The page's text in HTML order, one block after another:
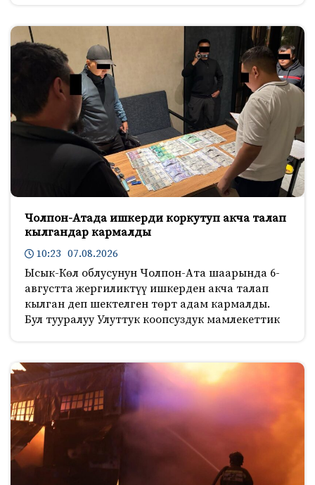
Чолпон-Атада ишкерди коркутуп акча талап
кылгандар кармалды
10:23 07.08.2026
Ысык-Көл облусунун Чолпон-Ата шаарында 6-
августта жергиликтүү ишкерден акча талап
кылган деп шектелген төрт адам кармалды.
Бул тууралуу Улуттук коопсуздук мамлекеттик